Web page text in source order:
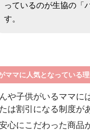
っているのが生協の「
す。
ママに人気となっている理
や子供がいるママに
は割引になる制度が
心にこだわった商品